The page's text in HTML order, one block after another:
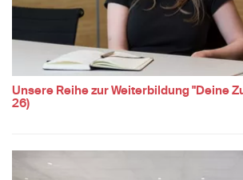
Unsere Reihe zur Weiterbildung "Deine
26)